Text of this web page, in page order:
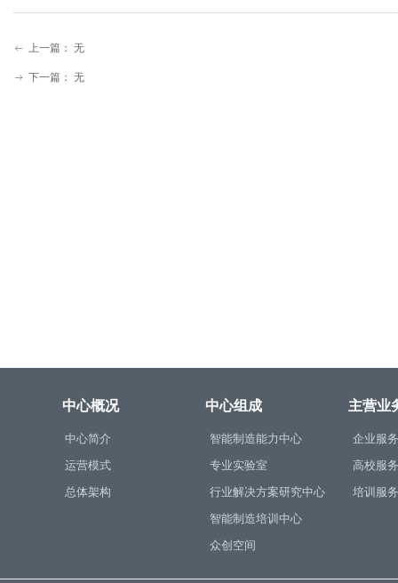
ꂃ 上一篇： 无
ꁹ 下一篇： 无
中心简介
运营模式
总体架构
企业服务
高校服务
培训服务
中心概况 中心组成 主营业
智能制造能力中心
专业实验室
行业解决方案研究中心
智能制造培训中心
众创空间